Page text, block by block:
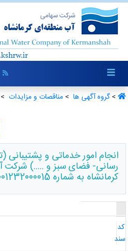
>گروه آگهی ها ‏>مناقصات و مزایدات ‏>
انجام امور خدماتی‌ و پشتیبانی‌
رسانی- فضای سبز و .....) شرکت
کرمانشاه به شماره 2003001232000015